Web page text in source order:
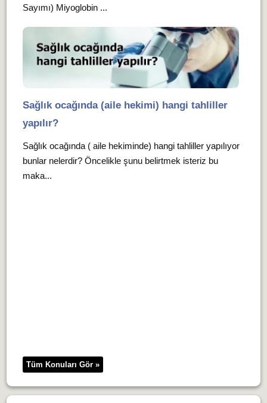
Sayımı) Miyoglobin ...
Sağlık ocağında (aile hekimi) hangi tahliller
yapılır?
Sağlık ocağında ( aile hekiminde) hangi tahliller yapılıyor
bunlar nelerdir? Öncelikle şunu belirtmek isteriz bu
maka...
Tüm Konuları Gör »